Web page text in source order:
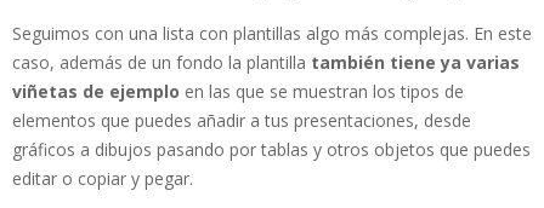
Seguimos con una lista con plantillas algo más complejas. En este
caso, además de un fondo la plantilla también tiene ya varias
viñetas de ejemplo en las que se muestran los tipos de
elementos que puedes añadir a tus presentaciones, desde
gráficos a dibujos pasando por tablas y otros objetos que puedes
editar o copiar y pegar.